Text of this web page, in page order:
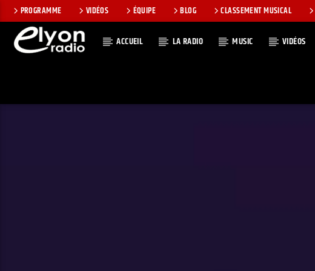
PROGRAMME VIDÉOS ÉQUIPE BLOG CLASSEMENT MUSICAL
ACCUEIL LA RADIO MUSIC VIDÉOS